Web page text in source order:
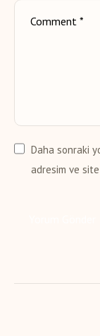
Daha sonraki
adresim ve